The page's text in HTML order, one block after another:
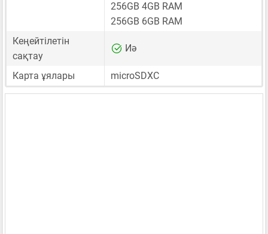
256GB 4GB RAM
256GB 6GB RAM
Кеңейтілетін
сақтау
Иә
Карта ұялары microSDXC